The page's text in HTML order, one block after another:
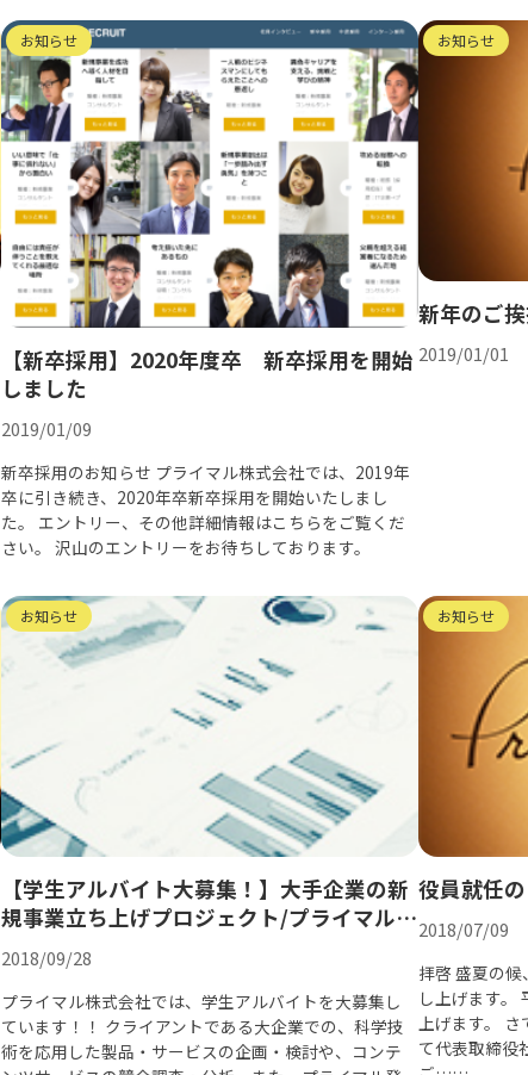
お知らせ
【新卒採用】2020年度卒 新卒採用を開始
しました
2019/01/09
新卒採用のお知らせ プライマル株式会社では、2019年
卒に引き続き、2020年卒新卒採用を開始いたしまし
た。 エントリー、その他詳細情報はこちらをご覧くだ
さい。 沢山のエントリーをお待ちしております。
お知らせ
新年のご
2019/01/01
お知らせ
【学生アルバイト大募集！】大手企業の新
規事業立ち上げプロジェクト/プライマル新
規事業
2018/09/28
プライマル株式会社では、学生アルバイトを大募集し
ています！！ クライアントである大企業での、科学技
術を応用した製品・サービスの企画・検討や、コンテ
お知らせ
役員就任
2018/07/09
拝啓 盛夏の
し上げます。
上げます。
て代表取締役